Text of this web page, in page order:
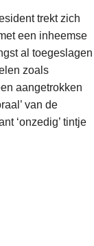
trekt zich
een inheemse
al toegeslagen
zoals
aangetrokken
van de
‘onzedig’ tintje